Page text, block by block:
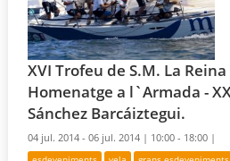
XVI Trofeu de S.M. La Reina
Homenatge a l`Armada -
Sánchez Barcáiztegui.
04 jul. 2014 - 06 jul. 2014 | 10:00 - 18:00 |